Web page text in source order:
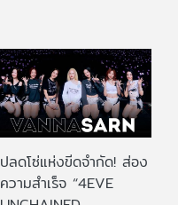
ปลดโซ่แห่งขีดจำกัด! ส่อง
ความสำเร็จ “4EVE